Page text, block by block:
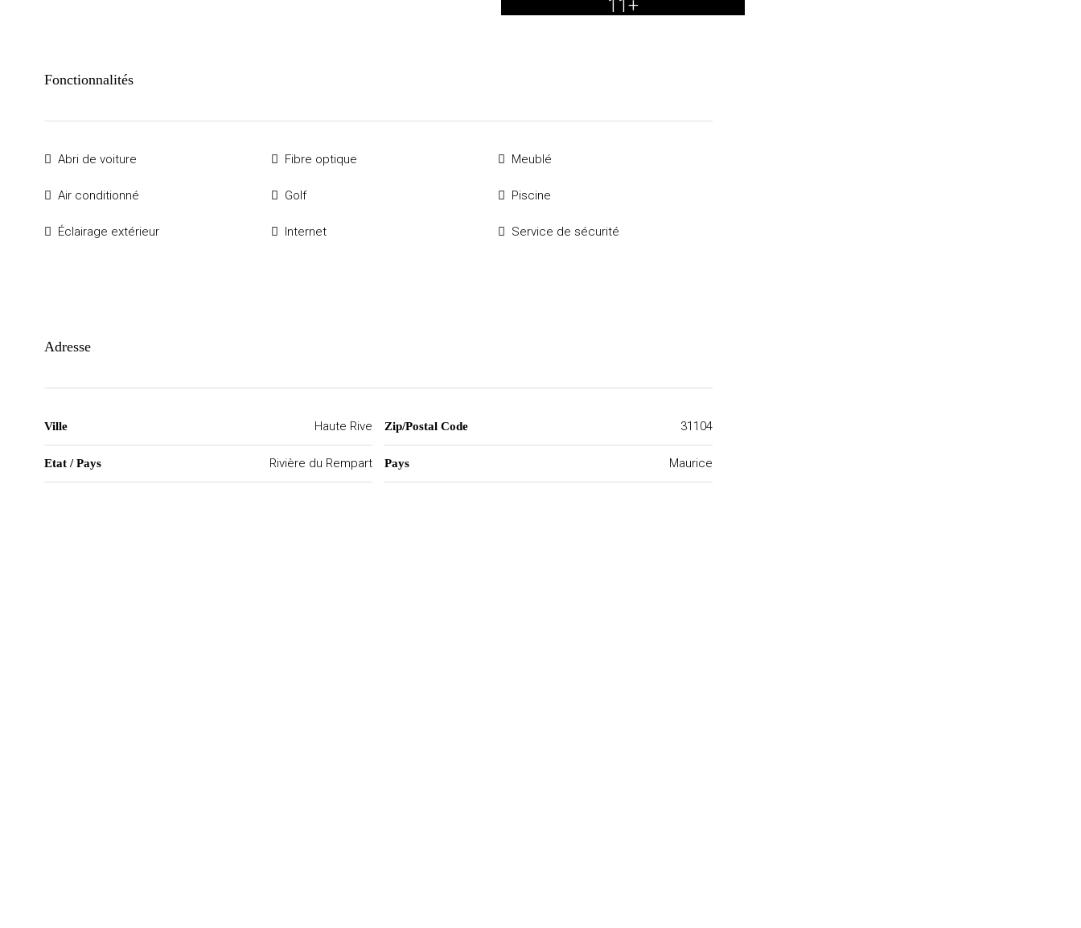
11+
Fonctionnalités
Abri de voiture
Air conditionné
Éclairage extérieur
Fibre optique
Golf
Internet
Meublé
Piscine
Service de sécurité
Adresse
Ville Haute Rive
Etat / Pays Rivière du Rempart
Zip/Postal Code 31104
Pays Maurice